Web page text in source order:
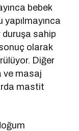
bebek
yapılmayınca
duruşa sahip
olarak
Diğer
ve masaj
mastit